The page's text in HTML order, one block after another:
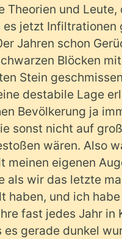
Theorien und Leute,
es jetzt Infiltrationen
Jahren schon
Blöcken
Stein
destabile Lage
Bevölkerung ja
sonst nicht auf
wären. Also
meinen eigenen
als wir das letzte
haben, und ich
fast jedes Jahr in
gerade dunkel